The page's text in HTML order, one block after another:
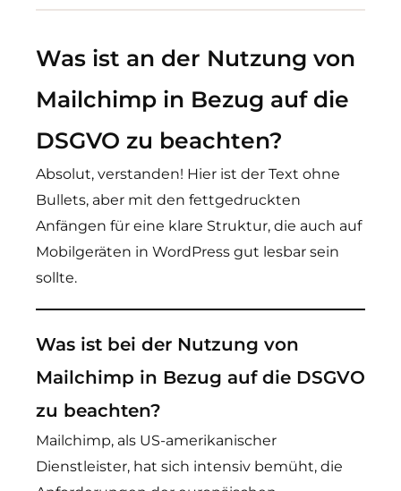
Was ist an der Nutzung von
Mailchimp in Bezug auf die
DSGVO zu beachten?
Absolut, verstanden! Hier ist der Text ohne
Bullets, aber mit den fettgedruckten
Anfängen für eine klare Struktur, die auch auf
Mobilgeräten in WordPress gut lesbar sein
sollte.
Was ist bei der Nutzung von
Mailchimp in Bezug auf die DSGVO
zu beachten?
Mailchimp, als US-amerikanischer
Dienstleister, hat sich intensiv bemüht, die